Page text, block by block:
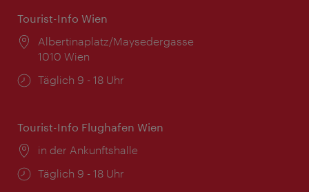
Tourist-Info Wien
Ort:
Albertinaplatz/Maysedergasse
1010 Wien
Öffnungszeiten:
Täglich 9 - 18 Uhr
Tourist-Info Flughafen Wien
Ort:
in der Ankunftshalle
Öffnungszeiten:
Täglich 9 - 18 Uhr